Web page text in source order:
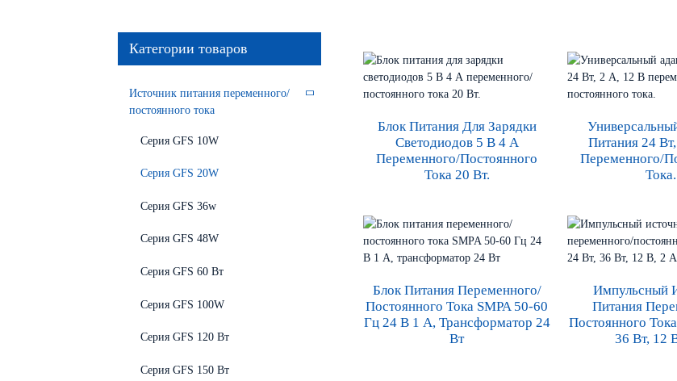
Категории товаров
Источник питания переменного/
постоянного тока
Серия GFS 10W
Серия GFS 20W
Серия GFS 36w
Серия GFS 48W
Серия GFS 60 Вт
Серия GFS 100W
Серия GFS 120 Вт
Серия GFS 150 Вт
Блок Питания Для Зарядки
Светодиодов 5 В 4 А
Переменного/постоянного
Тока 20 Вт.
Питания 24
Переменного/
Тока.
Блок Питания Переменного/
Постоянного Тока SMPA 50-60
Гц 24 В 1 А, Трансформатор 24
Вт
Импульсный
Питания
Постоянного
36 Вт, 12